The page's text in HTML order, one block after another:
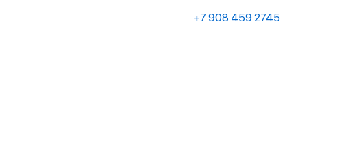
+7 908 459 2745